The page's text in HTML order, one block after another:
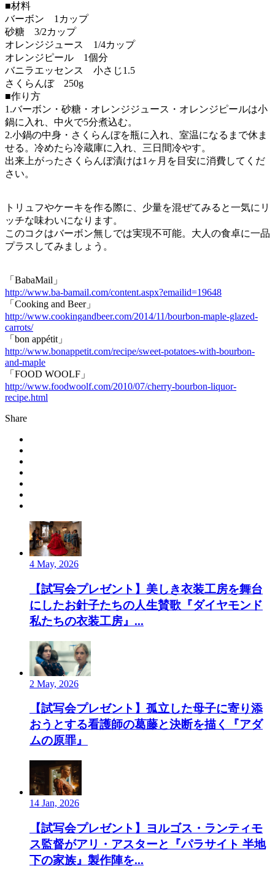
■材料
バーボン 1カップ
砂糖 3/2カップ
オレンジジュース 1/4カップ
オレンジピール 1個分
バニラエッセンス 小さじ1.5
さくらんぼ 250g
■作り方
1.バーボン・砂糖・オレンジジュース・オレンジピールは小
鍋に入れ、中火で5分煮込む。
2.小鍋の中身・さくらんぼを瓶に入れ、室温になるまで休ま
せる。冷めたら冷蔵庫に入れ、三日間冷やす。
出来上がったさくらんぼ漬けは1ヶ月を目安に消費してくだ
さい。
トリュフやケーキを作る際に、少量を混ぜてみると一気にリ
ッチな味わいになります。
このコクはバーボン無しでは実現不可能。大人の食卓に一品
プラスしてみましょう。
「BabaMail」
http://www.ba-bamail.com/content.aspx?emailid=19648
「Cooking and Beer」
http://www.cookingandbeer.com/2014/11/bourbon-maple-glazed-
carrots/
「bon appétit」
http://www.bonappetit.com/recipe/sweet-potatoes-with-bourbon-
and-maple
「FOOD WOOLF」
http://www.foodwoolf.com/2010/07/cherry-bourbon-liquor-
recipe.html
Share
4 May, 2026
【試写会プレゼント】美しき衣装工房を舞台
にしたお針子たちの人生賛歌『ダイヤモンド
私たちの衣装工房』...
2 May, 2026
【試写会プレゼント】孤立した母子に寄り添
おうとする看護師の葛藤と決断を描く『アダ
ムの原罪』
14 Jan, 2026
【試写会プレゼント】ヨルゴス・ランティモ
ス監督がアリ・アスターと『パラサイト 半地
下の家族』製作陣を...